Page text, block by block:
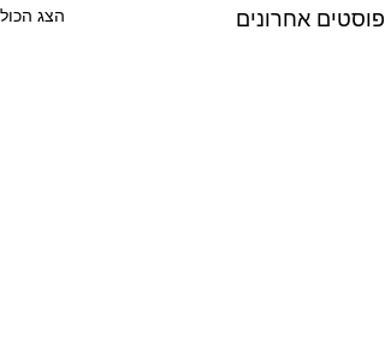
פוסטים אחרונים הצג הכול